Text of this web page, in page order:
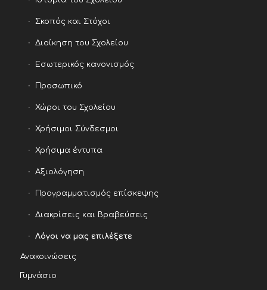
Σκοπός και Στόχοι
Διοίκηση του Σχολείου
Εσωτερικός κανονισμός
Προσωπικό
Χώροι του Σχολείου
Χρήσιμοι Σύνδεσμοι
Χρήσιμα έντυπα
Αξιολόγηση
Προγραμματισμός επίσκεψης
Διακρίσεις και Βραβεύσεις
Λόγοι να μας επιλέξετε
Ανακοινώσεις
Γυμνάσιο